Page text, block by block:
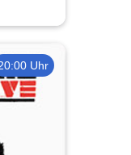
Uhr